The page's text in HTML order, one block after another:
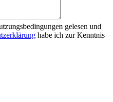
gelesen und
habe ich zur Kenntnis